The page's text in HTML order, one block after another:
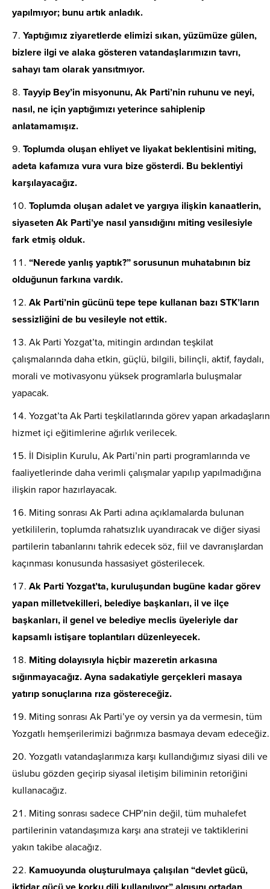
yapılmıyor; bunu artık anladık.
Yaptığımız ziyaretlerde elimizi sıkan, yüzümüze gülen,
bizlere ilgi ve alaka gösteren vatandaşlarımızın tavrı,
sahayı tam olarak yansıtmıyor.
Tayyip Bey’in misyonunu, Ak Parti’nin ruhunu ve neyi,
nasıl, ne için yaptığımızı yeterince sahiplenip
anlatamamışız.
Toplumda oluşan ehliyet ve liyakat beklentisini miting,
adeta kafamıza vura vura bize gösterdi. Bu beklentiyi
karşılayacağız.
Toplumda oluşan adalet ve yargıya ilişkin kanaatlerin,
siyaseten Ak Parti’ye nasıl yansıdığını miting vesilesiyle
fark etmiş olduk.
“Nerede yanlış yaptık?” sorusunun muhatabının biz
olduğunun farkına vardık.
Ak Parti’nin gücünü tepe tepe kullanan bazı STK’ların
sessizliğini de bu vesileyle not ettik.
Ak Parti Yozgat’ta, mitingin ardından teşkilat
çalışmalarında daha etkin, güçlü, bilgili, bilinçli, aktif, faydalı,
morali ve motivasyonu yüksek programlarla buluşmalar
yapacak.
Yozgat’ta Ak Parti teşkilatlarında görev yapan arkadaşların
hizmet içi eğitimlerine ağırlık verilecek.
İl Disiplin Kurulu, Ak Parti’nin parti programlarında ve
faaliyetlerinde daha verimli çalışmalar yapılıp yapılmadığına
ilişkin rapor hazırlayacak.
Miting sonrası Ak Parti adına açıklamalarda bulunan
yetkililerin, toplumda rahatsızlık uyandıracak ve diğer siyasi
partilerin tabanlarını tahrik edecek söz, fiil ve davranışlardan
kaçınması konusunda hassasiyet gösterilecek.
Ak Parti Yozgat’ta, kuruluşundan bugüne kadar görev
yapan milletvekilleri, belediye başkanları, il ve ilçe
başkanları, il genel ve belediye meclis üyeleriyle dar
kapsamlı istişare toplantıları düzenleyecek.
Miting dolayısıyla hiçbir mazeretin arkasına
sığınmayacağız. Ayna sadakatiyle gerçekleri masaya
yatırıp sonuçlarına rıza göstereceğiz.
Miting sonrası Ak Parti’ye oy versin ya da vermesin, tüm
Yozgatlı hemşerilerimizi bağrımıza basmaya devam edeceğiz.
Yozgatlı vatandaşlarımıza karşı kullandığımız siyasi dili ve
üslubu gözden geçirip siyasal iletişim biliminin retoriğini
kullanacağız.
Miting sonrası sadece CHP’nin değil, tüm muhalefet
partilerinin vatandaşımıza karşı ana strateji ve taktiklerini
yakın takibe alacağız.
Kamuoyunda oluşturulmaya çalışılan “devlet gücü,